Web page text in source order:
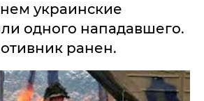
украинские
одного нападавшего.
ранен.